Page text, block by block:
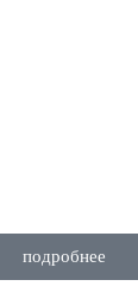
подробнее